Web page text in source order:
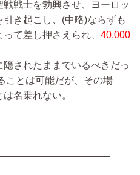
戦士を勃興させ、ヨーロッ
き起こし、 (中略)ならずも
て差し押さえられ、 40,000
されたままでいるべきだっ
ことは可能だが、その場
名乗れない。